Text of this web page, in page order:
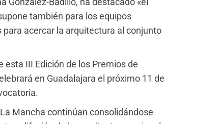
también para los equipos
acercar la arquitectura al conjunto
III Edición de los Premios de
en Guadalajara el próximo 11 de
Mancha continúan consolidándose